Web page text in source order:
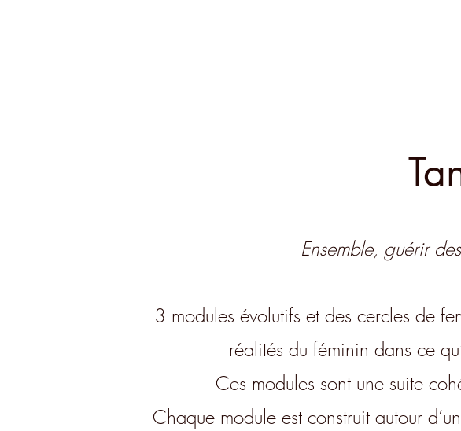
Ensemble, guérir
3 modules évolutifs et des cercles de
réalités du féminin dans ce
Ces modules sont une suite
Chaque module est construit autour